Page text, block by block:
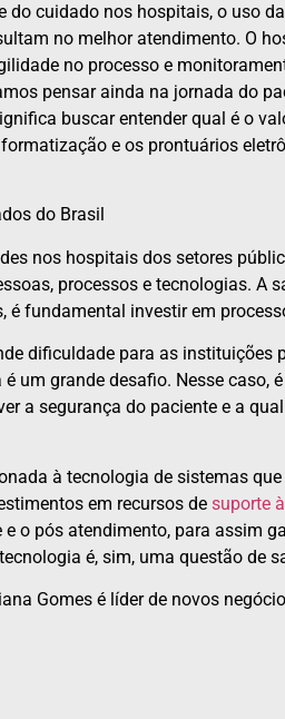
do cuidado nos hospitais, o uso
no melhor atendimento. O
no processo e
pensar ainda na jornada do
buscar entender qual é o
e os prontuários
do Brasil
nos hospitais dos setores
processos e tecnologias. A
é fundamental investir em
dificuldade para as instituições
um grande desafio. Nesse caso,
a segurança do paciente e a
à tecnologia de sistemas
em recursos de suporte
o pós atendimento, para assim
é, sim, uma questão de
Gomes é líder de novos